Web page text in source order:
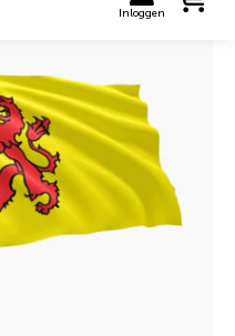
Inloggen